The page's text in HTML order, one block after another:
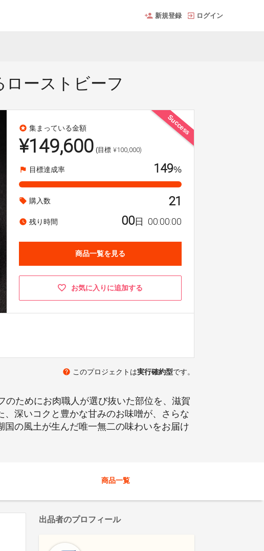
新規登録 ログイン
ーストビーフ
Success
stars 集まっている金額
¥149,600 (目標 ¥100,000)
flag 目標達成率 149%
local_offer 購入数 21
watch_later 残り時間 00 日 00:00:00
商品一覧を見る
お気に入りに追加する
help このプロジェクトは実行確約型です。
ためにお肉職人が選び抜いた部位を、滋賀
深いコクと豊かな甘みのお味噌が、さらな
の風土が生んだ唯一無二の味わいをお届け
商品一覧
出品者のプロフィール